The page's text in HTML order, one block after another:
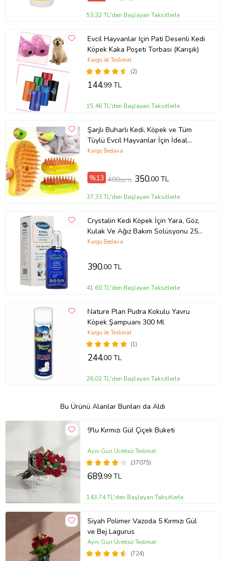
53,32 TL'den Başlayan Taksitlerle
Evcil Hayvanlar Için Pati Desenli Kedi
Köpek Kaka Poşeti Torbası (Karışık)
(2)
Kargo ile Teslimat
144,99 TL
15,46 TL'den Başlayan Taksitlerle
Şarjlı Buharlı Kedi, Köpek ve Tüm
Tüylü Evcil Hayvanlar İçin İdeal
Yıkama Fırçası, Tarağı
Kargo Bedava
%13 400,00 TL 350,00 TL
37,33 TL'den Başlayan Taksitlerle
Crystalin Kedi Köpek İçin Yara, Göz,
Kulak Ve Ağız Bakım Solüsyonu 250
Ml
Kargo Bedava
390,00 TL
41,60 TL'den Başlayan Taksitlerle
Nature Plan Pudra Kokulu Yavru
Köpek Şampuanı 300 Ml
(1)
Kargo ile Teslimat
244,00 TL
26,02 TL'den Başlayan Taksitlerle
Bu Ürünü Alanlar Bunları da Aldı
9'lu Kırmızı Gül Çiçek Buketi
(37075)
Aynı Gün Ücretsiz Teslimat
689,99 TL
143,74 TL'den Başlayan Taksitlerle
Siyah Polimer Vazoda 5 Kırmızı Gül
ve Bej Lagurus
(724)
Aynı Gün Ücretsiz Teslimat